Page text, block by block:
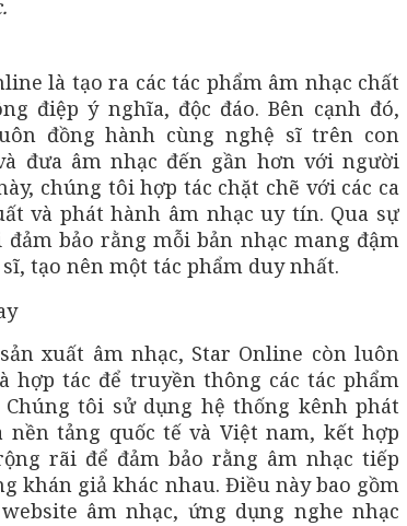
là tạo ra các tác phẩm âm nhạc chất
điệp ý nghĩa, độc đáo. Bên cạnh đó,
đồng hành cùng nghệ sĩ trên con
đưa âm nhạc đến gần hơn với người
chúng tôi hợp tác chặt chẽ với các ca
và phát hành âm nhạc uy tín. Qua sự
bảo rằng mỗi bản nhạc mang đậm
tạo nên một tác phẩm duy nhất.
xuất âm nhạc, Star Online còn luôn
hợp tác để truyền thông các tác phẩm
tôi sử dụng hệ thống kênh phát
tảng quốc tế và Việt nam, kết hợp
rãi để đảm bảo rằng âm nhạc tiếp
khán giả khác nhau. Điều này bao gồm
âm nhạc, ứng dụng nghe nhạc